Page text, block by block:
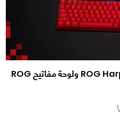
نظرة على ماوس ROG Harpe II Ace ولوحة مفاتيح ROG